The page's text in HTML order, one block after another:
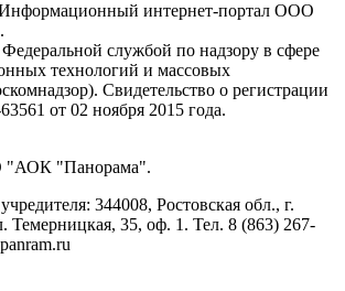
интернет-портал ООО
службой по надзору в сфере
технологий и массовых
Cвидетельство о регистрации
от 02 ноября 2015 года.
"АОК "Панорама".
344008, Ростовская обл., г.
Темерницкая, 35, оф. 1. Тел. 8 (863) 267-